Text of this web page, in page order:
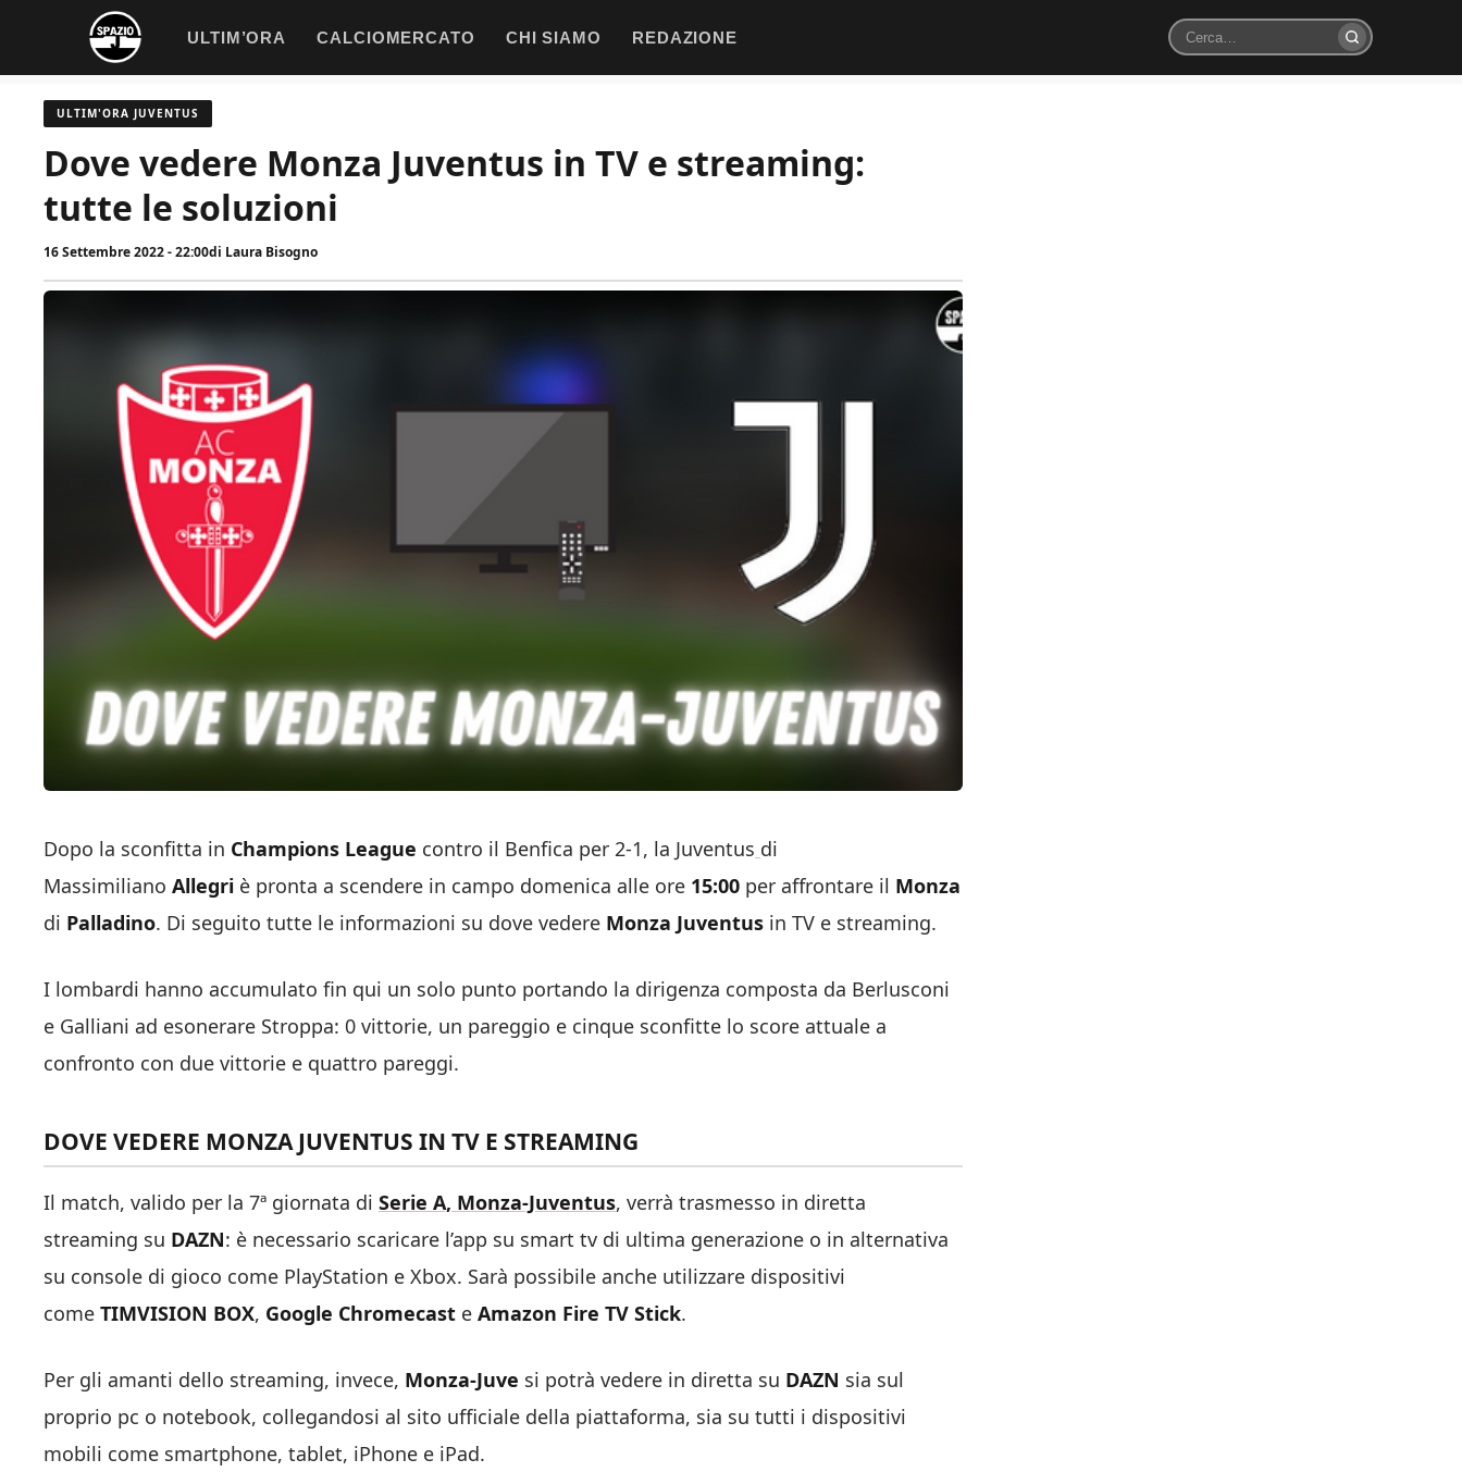
contenuto
ULTIM’ORA CALCIOMERCATO CHI SIAMO REDAZIONE
Cerca
ULTIM'ORA JUVENTUS
Dove vedere Monza Juventus in TV e streaming:
tutte le soluzioni
16 Settembre 2022 - 22:00di Laura Bisogno
Dopo la sconfitta in Champions League contro il Benfica per 2-1, la Juventus di
Massimiliano Allegri è pronta a scendere in campo domenica alle ore 15:00 per affrontare il Monza
di Palladino. Di seguito tutte le informazioni su dove vedere Monza Juventus in TV e streaming.
I lombardi hanno accumulato fin qui un solo punto portando la dirigenza composta da Berlusconi
e Galliani ad esonerare Stroppa: 0 vittorie, un pareggio e cinque sconfitte lo score attuale a
confronto con due vittorie e quattro pareggi.
DOVE VEDERE MONZA JUVENTUS IN TV E STREAMING
Il match, valido per la 7ª giornata di Serie A, Monza-Juventus, verrà trasmesso in diretta
streaming su DAZN: è necessario scaricare l’app su smart tv di ultima generazione o in alternativa
su console di gioco come PlayStation e Xbox. Sarà possibile anche utilizzare dispositivi
come TIMVISION BOX, Google Chromecast e Amazon Fire TV Stick.
Per gli amanti dello streaming, invece, Monza-Juve si potrà vedere in diretta su DAZN sia sul
proprio pc o notebook, collegandosi al sito ufficiale della piattaforma, sia su tutti i dispositivi
mobili come smartphone, tablet, iPhone e iPad.